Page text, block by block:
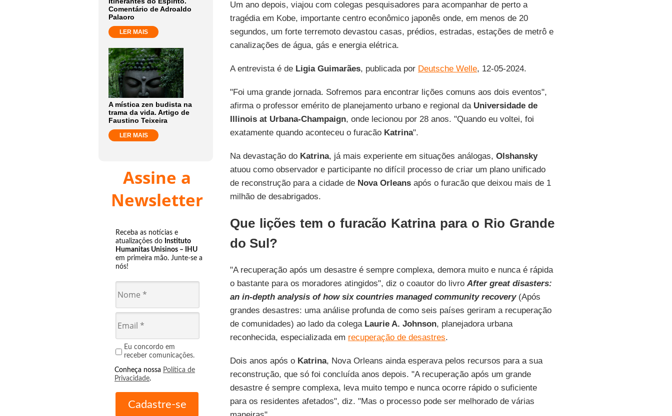
Comentário de Adroaldo
Palaoro
LER MAIS
A mística zen budista na
trama da vida. Artigo de
Faustino Teixeira
LER MAIS
Assine a
Newsletter
Receba as notícias e
atualizações do Instituto
Humanitas Unisinos – IHU
em primeira mão. Junte-se a
nós!
Eu concordo em
receber comunicações.
Conheça nossa Política de
Privacidade.
Um ano depois, viajou com colegas pesquisadores para acompanhar de perto a
tragédia em Kobe, importante centro econômico japonês onde, em menos de 20
segundos, um forte terremoto devastou casas, prédios, estradas, estações de metrô e
canalizações de água, gás e energia elétrica.
A entrevista é de Ligia Guimarães, publicada por Deutsche Welle, 12-05-2024.
"Foi uma grande jornada. Sofremos para encontrar lições comuns aos dois eventos",
afirma o professor emérito de planejamento urbano e regional da Universidade de
Illinois at Urbana-Champaign, onde lecionou por 28 anos. "Quando eu voltei, foi
exatamente quando aconteceu o furacão Katrina".
Na devastação do Katrina, já mais experiente em situações análogas, Olshansky
atuou como observador e participante no difícil processo de criar um plano unificado
de reconstrução para a cidade de Nova Orleansapós o furacão que deixou mais de 1
milhão de desabrigados.
Que lições tem o furacão Katrina para o Rio Grande
do Sul?
"A recuperação após um desastre é sempre complexa, demora muito e nunca é rápida
o bastante para os moradores atingidos", diz o coautor do livro After great disasters:
an in-depth analysis of how six countries managed community recovery(Após
grandes desastres: uma análise profunda de como seis países geriram a recuperação
de comunidades) ao lado da colega Laurie A. Johnson, planejadora urbana
reconhecida, especializada em recuperação de desastres.
Dois anos após o Katrina, Nova Orleans ainda esperava pelos recursos para a sua
reconstrução, que só foi concluída anos depois. "A recuperação após um grande
desastre é sempre complexa, leva muito tempo e nunca ocorre rápido o suficiente
para os residentes afetados", diz. "Mas o processo pode ser melhorado de várias